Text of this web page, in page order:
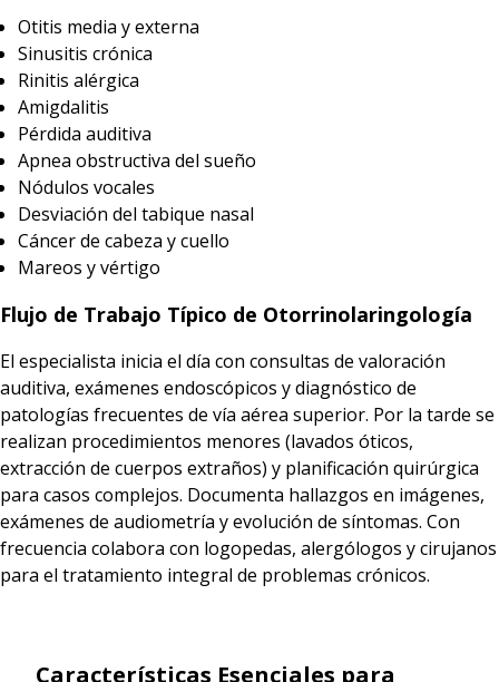
Otitis media y externa
Sinusitis crónica
Rinitis alérgica
Amigdalitis
Pérdida auditiva
Apnea obstructiva del sueño
Nódulos vocales
Desviación del tabique nasal
Cáncer de cabeza y cuello
Mareos y vértigo
Flujo de Trabajo Típico de Otorrinolaringología
El especialista inicia el día con consultas de valoración
auditiva, exámenes endoscópicos y diagnóstico de
patologías frecuentes de vía aérea superior. Por la tarde se
realizan procedimientos menores (lavados óticos,
extracción de cuerpos extraños) y planificación quirúrgica
para casos complejos. Documenta hallazgos en imágenes,
exámenes de audiometría y evolución de síntomas. Con
frecuencia colabora con logopedas, alergólogos y cirujanos
para el tratamiento integral de problemas crónicos.
Características Esenciales para